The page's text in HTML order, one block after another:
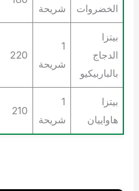
الخضروات
شريحة
بيتزا
الدجاج
بالباربيكيو
1
شريحة
220
بيتزا
هاواييان
1
شريحة
210